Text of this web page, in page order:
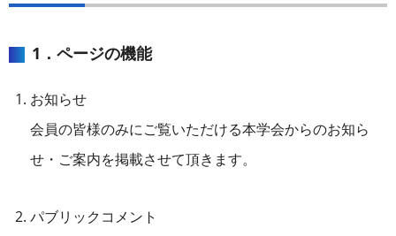
1．ページの機能
お知らせ
会員の皆様のみにご覧いただける本学会からのお知ら
せ・ご案内を掲載させて頂きます。
パブリックコメント